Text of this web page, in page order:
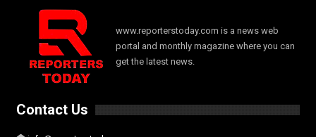
www.reporterstoday.com is a news web
portal and monthly magazine where you can
get the latest news.
Contact Us